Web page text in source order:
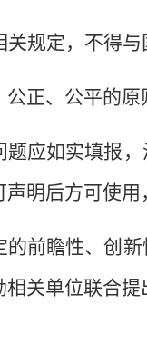
规定，不得与
正、公平的原
题应如实填报
明后方可使用
的前瞻性、创
关单位联合提